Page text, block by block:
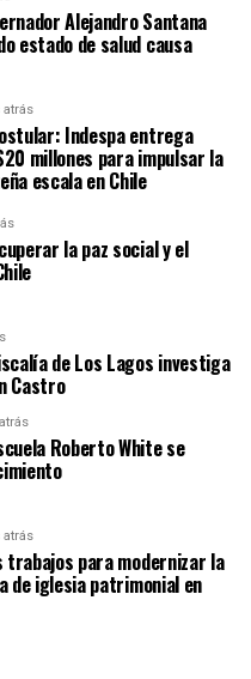
Alejandro Santana
estado de salud causa
atrás
Indespa entrega
millones para impulsar la
escala en Chile
la paz social y el
de Los Lagos investiga
Castro
Roberto White se
atrás
trabajos para modernizar la
de iglesia patrimonial en